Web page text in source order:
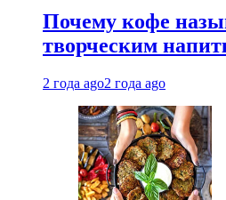
Почему кофе
творческим
2 года ago2 года ago